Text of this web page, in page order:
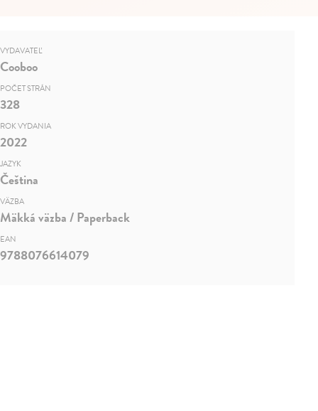
VYDAVATEĽ
Cooboo
POČET STRÁN
328
ROK VYDANIA
2022
JAZYK
Čeština
VÄZBA
Mäkká väzba / Paperback
EAN
9788076614079